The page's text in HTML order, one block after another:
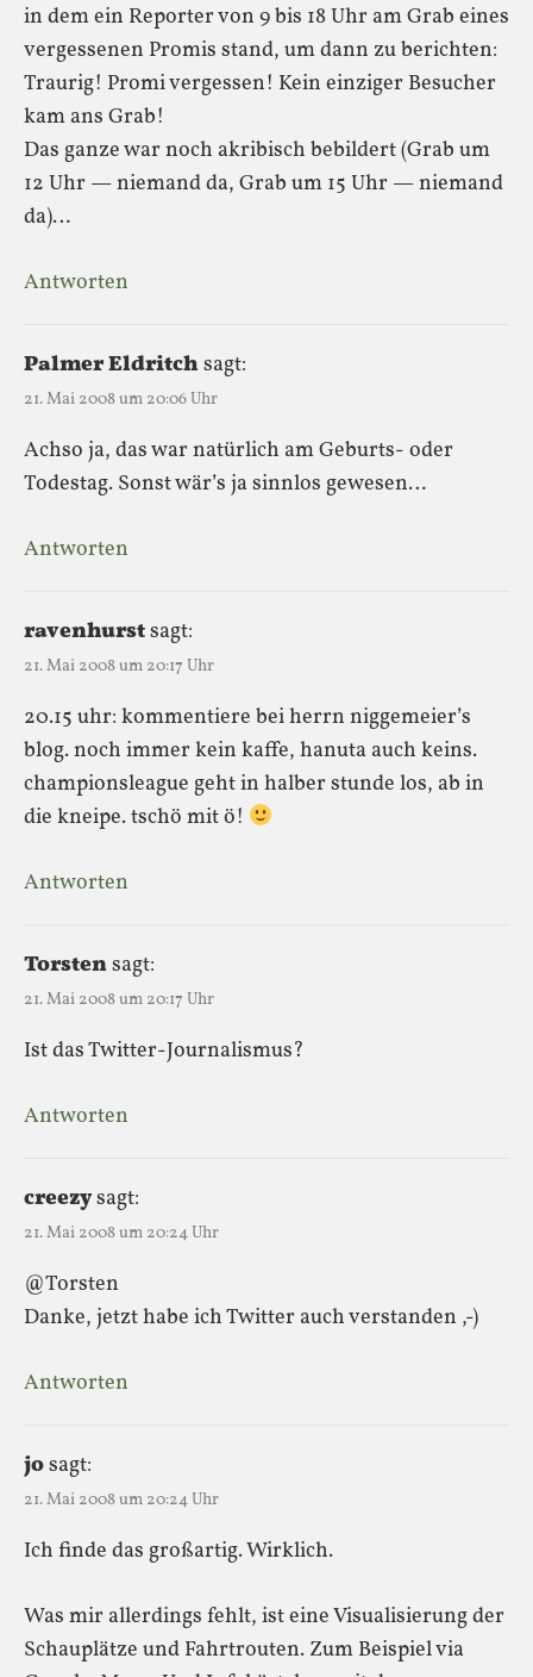
in dem ein Reporter von 9 bis 18 Uhr am Grab eines
vergessenen Promis stand, um dann zu berichten:
Traurig! Promi vergessen! Kein einziger Besucher
kam ans Grab!
Das ganze war noch akribisch bebildert (Grab um
12 Uhr — niemand da, Grab um 15 Uhr — niemand
da)…
Antworten
Palmer Eldritch sagt:
21. Mai 2008 um 20:06 Uhr
Achso ja, das war natürlich am Geburts- oder
Todestag. Sonst wär’s ja sinnlos gewesen…
Antworten
ravenhurstsagt:
21. Mai 2008 um 20:17 Uhr
20.15 uhr: kommentiere bei herrn niggemeier’s
blog. noch immer kein kaffe, hanuta auch keins.
championsleague geht in halber stunde los, ab in
die kneipe. tschö mit ö!
Antworten
Torstensagt:
21. Mai 2008 um 20:17 Uhr
Ist das Twitter-Journalismus?
Antworten
creezysagt:
21. Mai 2008 um 20:24 Uhr
@Torsten
Danke, jetzt habe ich Twitter auch verstanden ,-)
Antworten
josagt:
21. Mai 2008 um 20:24 Uhr
Ich finde das großartig. Wirklich.
Was mir allerdings fehlt, ist eine Visualisierung der
Schauplätze und Fahrtrouten. Zum Beispiel via